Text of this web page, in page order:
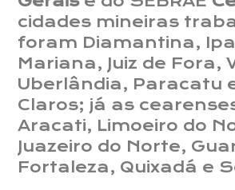
cidades mineiras
foram Diamantina,
Mariana, Juiz de Fora,
Uberlândia, Paracatu
Claros; já as
Aracati, Limoeiro do
Juazeiro do Norte,
Fortaleza, Quixadá e